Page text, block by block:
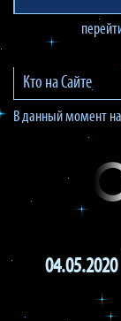
Кто на Сайте
В данный момент
04.05.2020